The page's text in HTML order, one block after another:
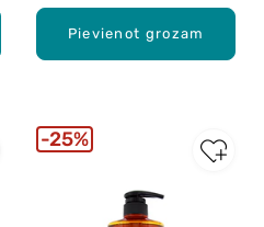
Pievienot grozam
25%